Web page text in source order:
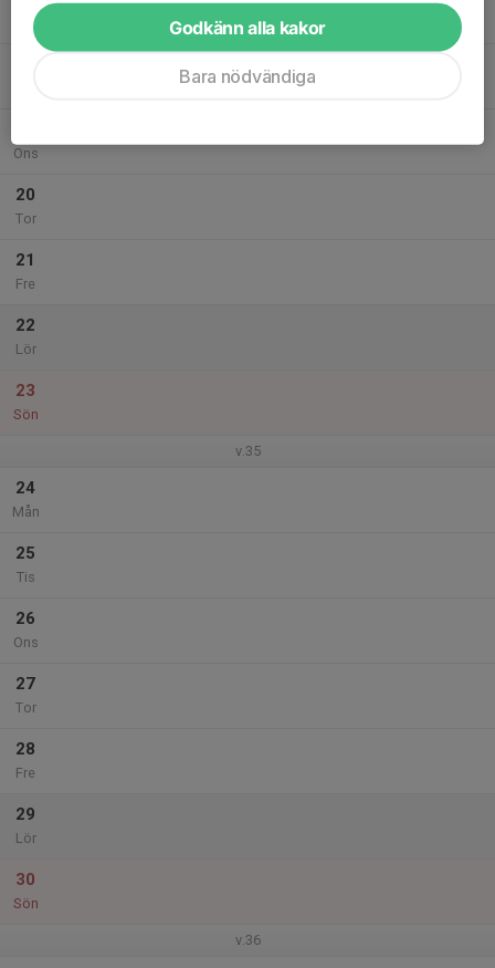
Mån
Ons
20
Tor
21
Fre
22
Lör
23
Sön
v.35
24
Mån
25
Tis
26
Ons
27
Tor
28
Fre
29
Lör
30
Sön
v.36
Godkänn alla kakor
Bara nödvändiga